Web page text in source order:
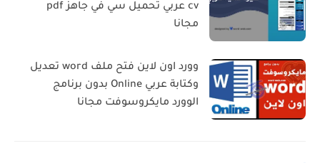
cv عربي تحميل سي في جاهز pdf
مجانا
وورد اون لاين فتح ملف word تعديل
وكتابة عربي Online بدون برنامج
الوورد مايكروسوفت مجانا